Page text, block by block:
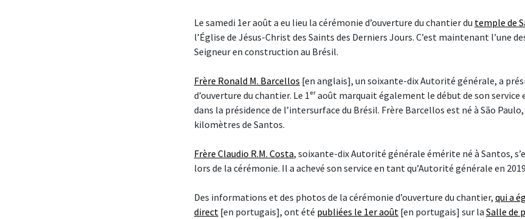
Le samedi 1er août a eu lieu la cérémonie d’ouverture du chantier du temple de
l’Église de Jésus-Christ des Saints des Derniers Jours. C’est maintenant l’une
Seigneur en construction au Brésil.
Frère Ronald M. Barcellos [en anglais], un soixante-dix Autorité générale, a
d’ouverture du chantier. Le 1ᵉʳ août marquait également le début de son
dans la présidence de l’intersurface du Brésil. Frère Barcellos est né à São
kilomètres de Santos.
Frère Claudio R.M. Costa, soixante-dix Autorité générale émérite né à Santos,
lors de la cérémonie. Il a achevé son service en tant qu’Autorité générale en
Des informations et des photos de la cérémonie d’ouverture du chantier, qui a
direct [en portugais], ont été publiées le 1er août [en portugais] sur la Salle de